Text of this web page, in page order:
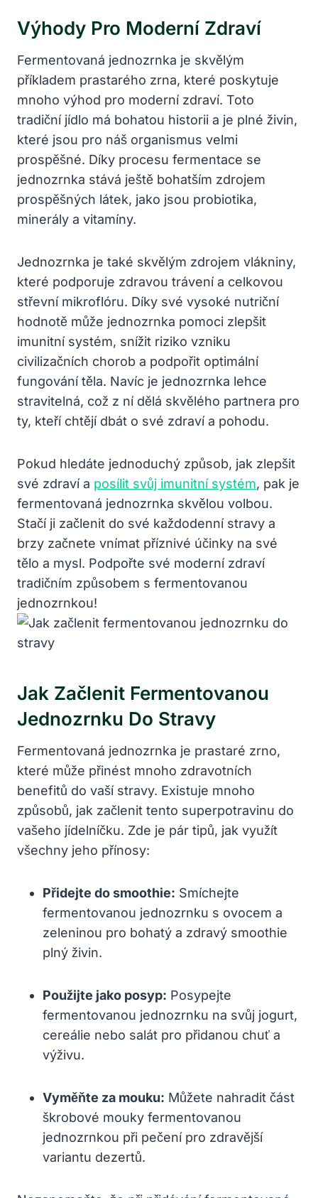
Výhody Pro Moderní Zdraví
Fermentovaná jednozrnka je skvělým
příkladem prastarého zrna, které poskytuje
mnoho výhod pro moderní zdraví. Toto
tradiční jídlo má bohatou historii a je plné živin,
které jsou pro náš organismus velmi
prospěšné. Díky procesu fermentace se
jednozrnka stává ještě bohatším zdrojem
prospěšných látek, jako jsou probiotika,
minerály a vitamíny.
Jednozrnka je také skvělým zdrojem vlákniny,
které podporuje zdravou trávení a celkovou
střevní mikroflóru. Díky své vysoké nutriční
hodnotě může jednozrnka pomoci zlepšit
imunitní systém, snížit riziko vzniku
civilizačních chorob a podpořit optimální
fungování těla. Navíc je jednozrnka lehce
stravitelná, což z ní dělá skvělého partnera pro
ty, kteří chtějí dbát o své zdraví a pohodu.
Pokud hledáte jednoduchý způsob, jak zlepšit
své zdraví a posílit svůj imunitní systém, pak je
fermentovaná jednozrnka skvělou volbou.
Stačí ji začlenit do své každodenní stravy a
brzy začnete vnímat příznivé účinky na své
tělo a mysl. Podpořte své moderní zdraví
tradičním způsobem s fermentovanou
jednozrnkou!
Jak Začlenit Fermentovanou
Jednozrnku Do Stravy
Fermentovaná jednozrnka je prastaré zrno,
které může přinést mnoho zdravotních
benefitů do vaší stravy. Existuje mnoho
způsobů, jak začlenit tento superpotravinu do
vašeho jídelníčku. Zde je pár tipů, jak využít
všechny jeho přínosy:
Přidejte do smoothie: Smíchejte
fermentovanou jednozrnku s ovocem a
zeleninou pro bohatý a zdravý smoothie
plný živin.
Použijte jako posyp: Posypejte
fermentovanou jednozrnku na svůj jogurt,
cereálie nebo salát pro přidanou chuť a
výživu.
Vyměňte za mouku: Můžete nahradit část
škrobové mouky fermentovanou
jednozrnkou při pečení pro zdravější
variantu dezertů.